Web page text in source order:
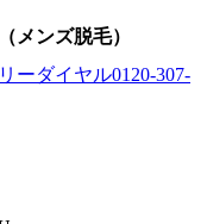
0120-307-